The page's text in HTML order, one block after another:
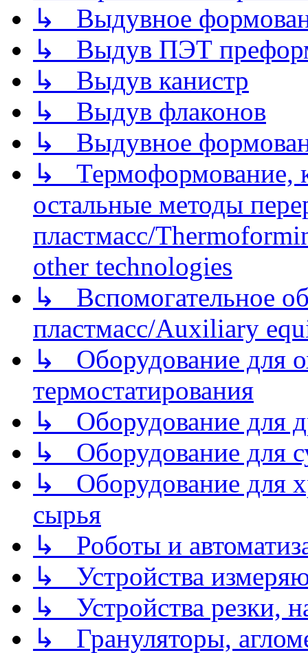
↳ Выдувное
↳ Выдув ПЭТ
↳ Выдув канистр
↳ Выдув флаконов
↳ Выдувное
↳ Термоформование,
остальные методы
пластмасс/
other technologies
↳ Вспомогательное
пластмасс/Auxiliary
↳ Оборудование для
термостатирования
↳ Оборудование для
↳ Оборудование для
↳ Оборудование для
сырья
↳ Роботы и
↳ Устройства
↳ Устройства резки,
↳ Грануляторы,